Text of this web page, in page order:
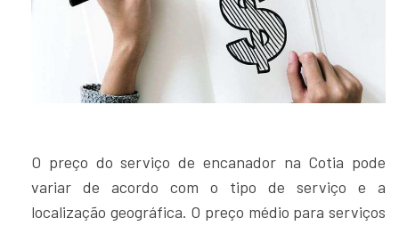
O preço do serviço de encanador na Cotia pode
variar de acordo com o tipo de serviço e a
localização geográfica. O preço médio para serviços